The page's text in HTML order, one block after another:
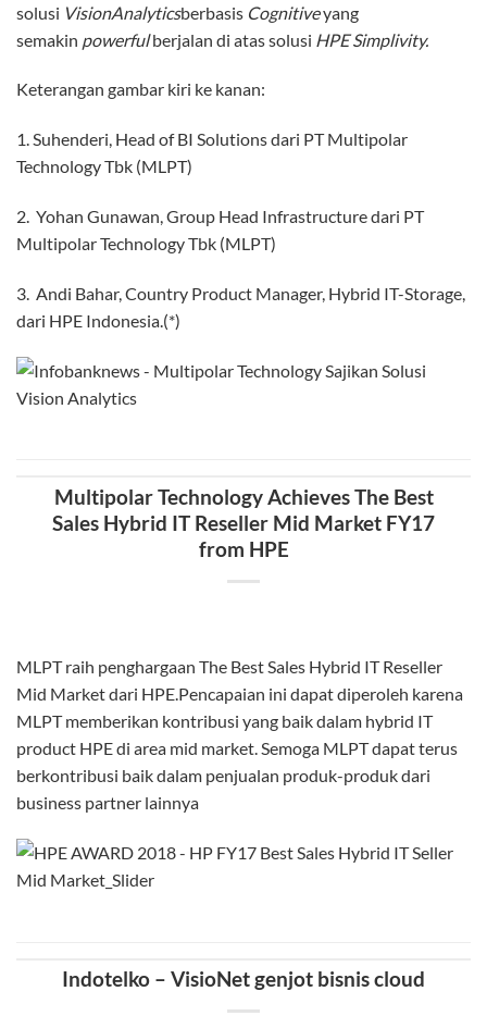
solusi VisionAnalyticsberbasis Cognitiveyang
semakin powerfulberjalan di atas solusi HPE Simplivity.
Keterangan gambar kiri ke kanan:
1. Suhenderi, Head of BI Solutions dari PT Multipolar
Technology Tbk (MLPT)
2. Yohan Gunawan, Group Head Infrastructure dari PT
Multipolar Technology Tbk (MLPT)
3. Andi Bahar, Country Product Manager, Hybrid IT-Storage,
dari HPE Indonesia.(*)
Multipolar Technology Achieves The Best
Sales Hybrid IT Reseller Mid Market FY17
from HPE
MLPT raih penghargaan The Best Sales Hybrid IT Reseller
Mid Market dari HPE.Pencapaian ini dapat diperoleh karena
MLPT memberikan kontribusi yang baik dalam hybrid IT
product HPE di area mid market. Semoga MLPT dapat terus
berkontribusi baik dalam penjualan produk-produk dari
business partner lainnya
Indotelko – VisioNet genjot bisnis cloud